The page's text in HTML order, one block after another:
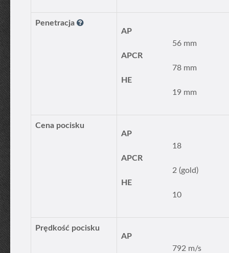
Penetracja
AP
56 mm
APCR
78 mm
HE
19 mm
Cena pocisku
AP
18
APCR
2 (gold)
HE
10
Prędkość pocisku
AP
792 m/s